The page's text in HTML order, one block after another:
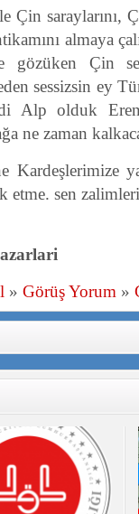
saraylarını,
almaya
Çin
sessizsin ey
Alp olduk
ne zaman
Kardeşlerimize
etme. sen
» Görüş Yorum »